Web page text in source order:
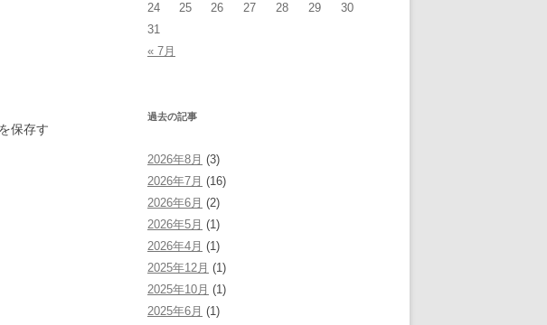
保存す
24
25 26 27 28 29
30
31
« 7月
過去の記事
2026年8月 (3)
2026年7月 (16)
2026年6月 (2)
2026年5月 (1)
2026年4月 (1)
2025年12月 (1)
2025年10月 (1)
2025年6月 (1)